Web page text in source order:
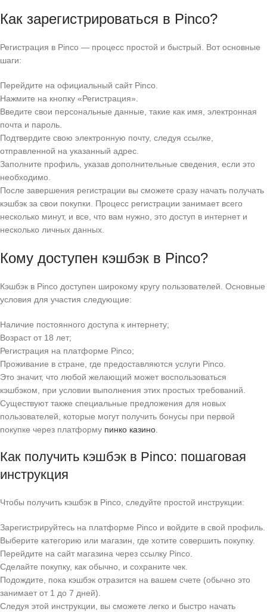
Как зарегистрироваться в Pinco?
Регистрация в Pinco — процесс простой и быстрый. Вот основные
шаги:
Перейдите на официальный сайт Pinco.
Нажмите на кнопку «Регистрация».
Введите свои персональные данные, такие как имя, электронная
почта и пароль.
Подтвердите свою электронную почту, следуя ссылке,
отправленной на указанный адрес.
Заполните профиль, указав дополнительные сведения, если это
необходимо.
После завершения регистрации вы сможете сразу начать получать
кэшбэк за свои покупки. Процесс регистрации занимает всего
несколько минут, и все, что вам нужно, это доступ в интернет и
несколько личных данных.
Кому доступен кэшбэк в Pinco?
Кэшбэк в Pinco доступен широкому кругу пользователей. Основные
условия для участия следующие:
Наличие постоянного доступа к интернету;
Возраст от 18 лет;
Регистрация на платформе Pinco;
Проживание в стране, где предоставляются услуги Pinco.
Это значит, что любой желающий может воспользоваться
кэшбэком, при условии выполнения этих простых требований.
Существуют также специальные предложения для новых
пользователей, которые могут получить бонусы при первой
покупке через платформу пинко казино.
Как получить кэшбэк в Pinco: пошаговая
инструкция
Чтобы получить кэшбэк в Pinco, следуйте простой инструкции:
Зарегистрируйтесь на платформе Pinco и войдите в свой профиль.
Выберите категорию или магазин, где хотите совершить покупку.
Перейдите на сайт магазина через ссылку Pinco.
Сделайте покупку, как обычно, и сохраните чек.
Подождите, пока кэшбэк отразится на вашем счете (обычно это
занимает от 1 до 7 дней).
Следуя этой инструкции, вы сможете легко и быстро начать